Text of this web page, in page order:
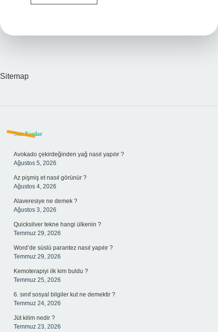
Timaş
Sitemap
Sidebar
Son Yazılar
Avokado çekirdeğinden yağ nasıl yapılır ?
Ağustos 5, 2026
Az pişmiş et nasıl görünür ?
Ağustos 4, 2026
Alaveresiye ne demek ?
Ağustos 3, 2026
Quicksilver tekne hangi ülkenin ?
Temmuz 29, 2026
Word’de süslü parantez nasıl yapılır ?
Temmuz 29, 2026
Kemoterapiyi ilk kim buldu ?
Temmuz 25, 2026
6. sınıf sosyal bilgiler kut ne demektir ?
Temmuz 24, 2026
Jüt kilim nedir ?
Temmuz 23, 2026